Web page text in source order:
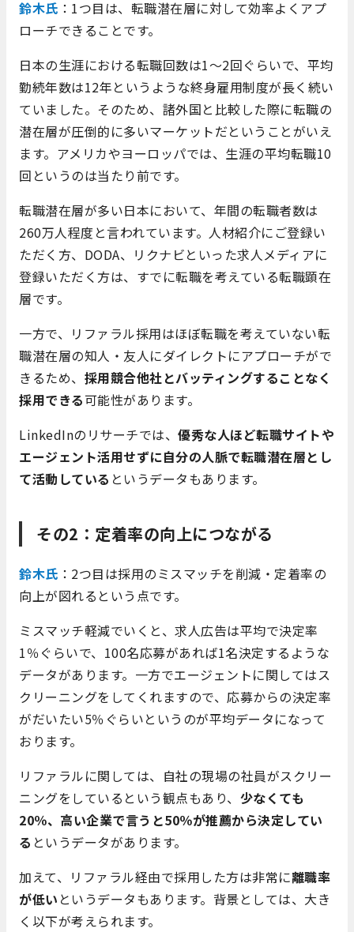
鈴木氏 ：1つ目は、転職潜在層に対して効率よくアプ
ローチできることです。
日本の生涯における転職回数は1～2回ぐらいで、平均
勤続年数は12年というような終身雇用制度が長く続い
ていました。そのため、諸外国と比較した際に転職の
潜在層が圧倒的に多いマーケットだということがいえ
ます。アメリカやヨーロッパでは、生涯の平均転職10
回というのは当たり前です。
転職潜在層が多い日本において、年間の転職者数は
260万人程度と言われています。人材紹介にご登録い
ただく方、DODA、リクナビといった求人メディアに
登録いただく方は、すでに転職を考えている転職顕在
層です。
一方で、リファラル採用はほぼ転職を考えていない転
職潜在層の知人・友人にダイレクトにアプローチがで
きるため、 採用競合他社とバッティングすることなく
採用できる可能性があります。
LinkedInのリサーチでは、 優秀な人ほど転職サイトや
エージェント活用せずに自分の人脈で転職潜在層とし
て活動している というデータもあります。
その2：定着率の向上につながる
鈴木氏 ：2つ目は採用のミスマッチを削減・定着率の
向上が図れるという点です。
ミスマッチ軽減でいくと、求人広告は平均で決定率
1％ぐらいで、100名応募があれば1名決定するような
データがあります。一方でエージェントに関してはス
クリーニングをしてくれますので、応募からの決定率
がだいたい5％ぐらいというのが平均データになって
おります。
リファラルに関しては、自社の現場の社員がスクリー
ニングをしているという観点もあり、 少なくても
20％、高い企業で言うと50％が推薦から決定してい
る というデータがあります。
加えて、リファラル経由で採用した方は非常に離職率
が低い というデータもあります。背景としては、大き
く以下が考えられます。